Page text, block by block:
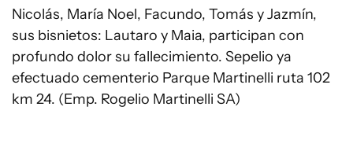
Nicolás, María Noel, Facundo, Tomás y Jazmín,
sus bisnietos: Lautaro y Maia, participan con
profundo dolor su fallecimiento. Sepelio ya
efectuado cementerio Parque Martinelli ruta 102
km 24. (Emp. Rogelio Martinelli SA)